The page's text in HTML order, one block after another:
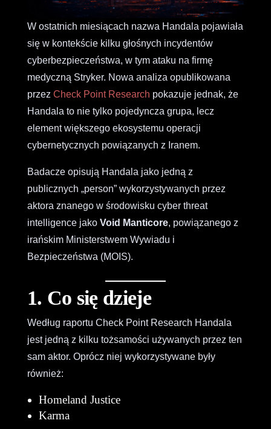
W ostatnich miesiącach nazwa Handala pojawiała
się w kontekście kilku głośnych incydentów
cyberbezpieczeństwa, w tym ataku na firmę
medyczną Stryker. Nowa analiza opublikowana
przez Check Point Research pokazuje jednak, że
Handala to nie tylko pojedyncza grupa, lecz
element większego ekosystemu operacji
cybernetycznych powiązanych z Iranem.
Badacze opisują Handala jako jedną z
publicznych „person” wykorzystywanych przez
aktora znanego w środowisku cyber threat
intelligence jako Void Manticore, powiązanego z
irańskim Ministerstwem Wywiadu i
Bezpieczeństwa (MOIS).
1. Co się dzieje
Według raportu Check Point Research Handala
jest jedną z kilku tożsamości używanych przez ten
sam aktor. Oprócz niej wykorzystywane były
również:
Homeland Justice
Karma